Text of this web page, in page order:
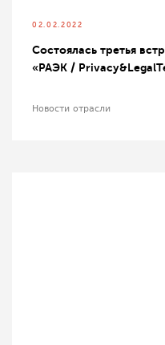
02.02.2022
Состоялась третья
«РАЭК /
Новости отрасли